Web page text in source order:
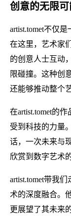
创意的无限可
artist.tomet不仅
在这里，艺术家
的创意人士互动
限碰撞。这种创
还能够推动整个
在artist.tomet的
受到科技的力量
话，一次未来与
欣赏到数字艺术
artist.tomet带我
术的深度融合。
更展望了其未来